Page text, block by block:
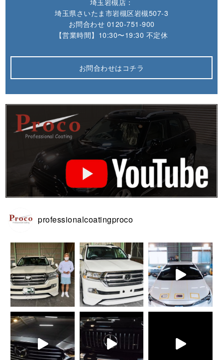
埼玉県さいたま市岩槻区岩槻507-3
お問合わせ 0120-751-900
【営業時間】10:30〜19:30 不定休
お問合わせはコチラ
professionalcoatingproco